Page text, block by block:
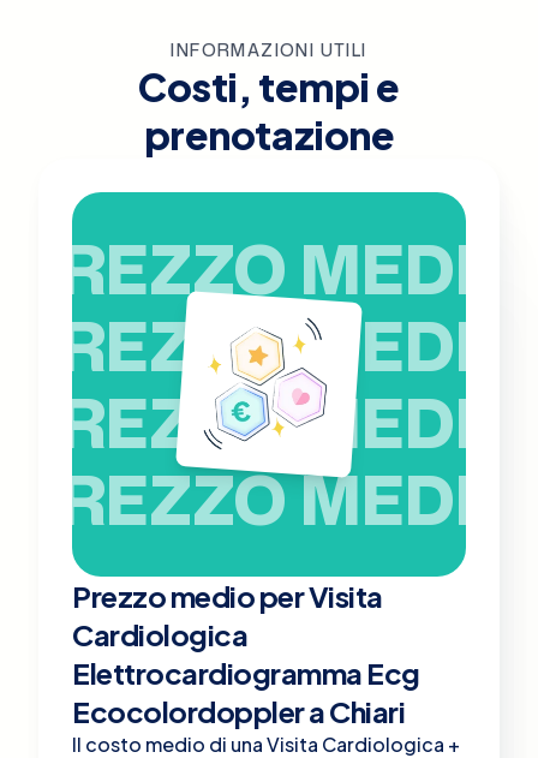
INFORMAZIONI UTILI
Costi, tempi e
prenotazione
PREZZO MEDIO
PREZZO MEDIO
PREZZO MEDIO
PREZZO MEDIO
Prezzo medio per Visita
Cardiologica
Elettrocardiogramma Ecg
Ecocolordoppler a Chiari
Il costo medio di una Visita Cardiologica +